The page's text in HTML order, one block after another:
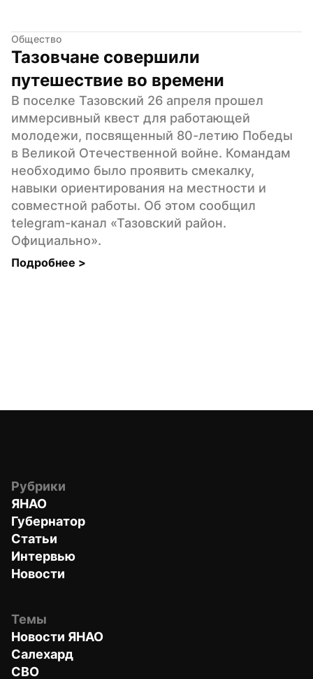
Общество
Тазовчане совершили
путешествие во времени
В поселке Тазовский 26 апреля прошел
иммерсивный квест для работающей
молодежи, посвященный 80-летию Победы
в Великой Отечественной войне. Командам
необходимо было проявить смекалку,
навыки ориентирования на местности и
совместной работы. Об этом сообщил
telegram-канал «Тазовский район.
Официально».
Подробнее >
Рубрики
ЯНАО
Губернатор
Статьи
Интервью
Новости
Темы
Новости ЯНАО
Салехард
СВО